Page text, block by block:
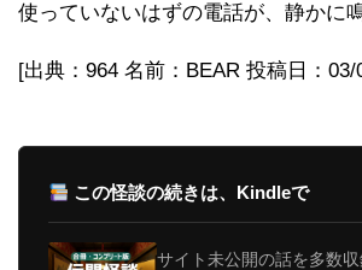
使っていないはずの電話が、静かに
[出典：964 名前：BEAR 投稿日：03/
この怪談の続きは、Kindleで
サイト未公開の話を多数